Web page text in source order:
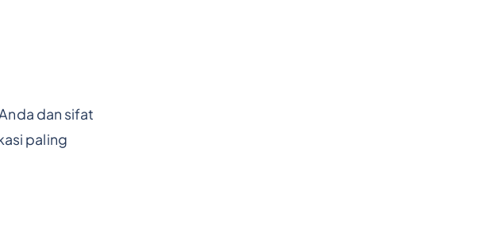
dan sifat
paling